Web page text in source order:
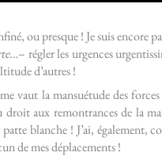
ou presque ! Je suis encore
– régler les urgences
d’autres !
vaut la mansuétude des
droit aux remontrances de la
blanche ! J’ai, également,
de mes déplacements !